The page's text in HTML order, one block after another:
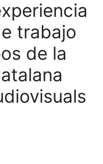
trabajo
de la